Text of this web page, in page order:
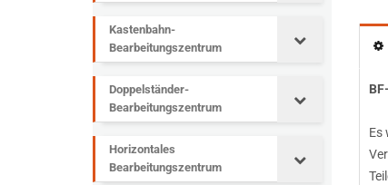
Es
Kastenbahn-
Bearbeitungszentrum
Doppelständer-
Bearbeitungszentrum
Horizontales
Bearbeitungszentrum